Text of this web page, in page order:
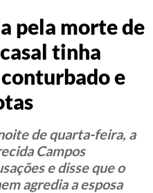
pela morte de
tinha
e
de quarta-feira, a
Campos
e disse que o
agredia a esposa